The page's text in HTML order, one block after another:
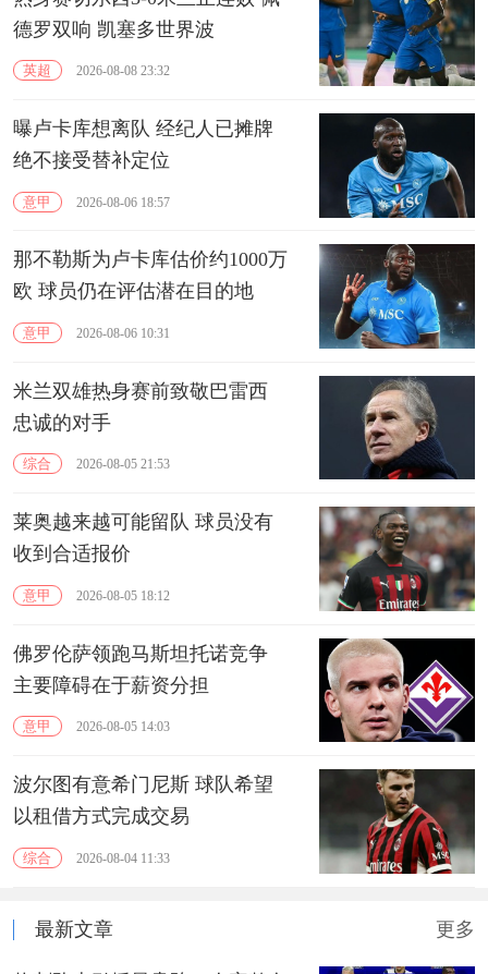
德罗双响 凯塞多世界波
英超 2026-08-08 23:32
曝卢卡库想离队 经纪人已摊牌
绝不接受替补定位
意甲 2026-08-06 18:57
那不勒斯为卢卡库估价约1000万
欧 球员仍在评估潜在目的地
意甲 2026-08-06 10:31
米兰双雄热身赛前致敬巴雷西
忠诚的对手
综合 2026-08-05 21:53
莱奥越来越可能留队 球员没有
收到合适报价
意甲 2026-08-05 18:12
佛罗伦萨领跑马斯坦托诺竞争
主要障碍在于‌薪资分担‌
意甲 2026-08-05 14:03
波尔图有意希门尼斯 球队希望
以租借方式完成交易
综合 2026-08-04 11:33
最新文章 更多